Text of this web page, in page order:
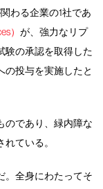
わる企業の1社であ
）が、強力なリプ
験の承認を取得した
の投与を実施したと
のであり、緑内障な
ている。
。全身にわたってそ